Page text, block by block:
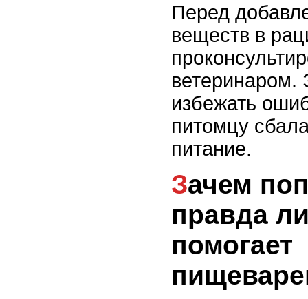
Перед
веществ в
ветеринаром.
избежать
питомцу
питание.
Зачем попугаям песок и
правда
помогает